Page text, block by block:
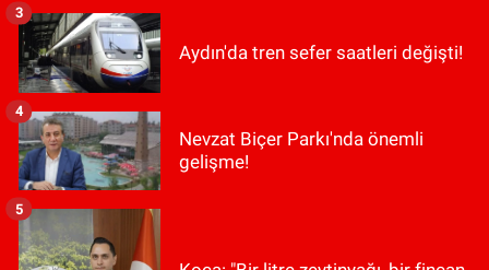
Aydın'da tren sefer saatleri değişti!
3
Nevzat Biçer Parkı'nda önemli
gelişme!
4
5